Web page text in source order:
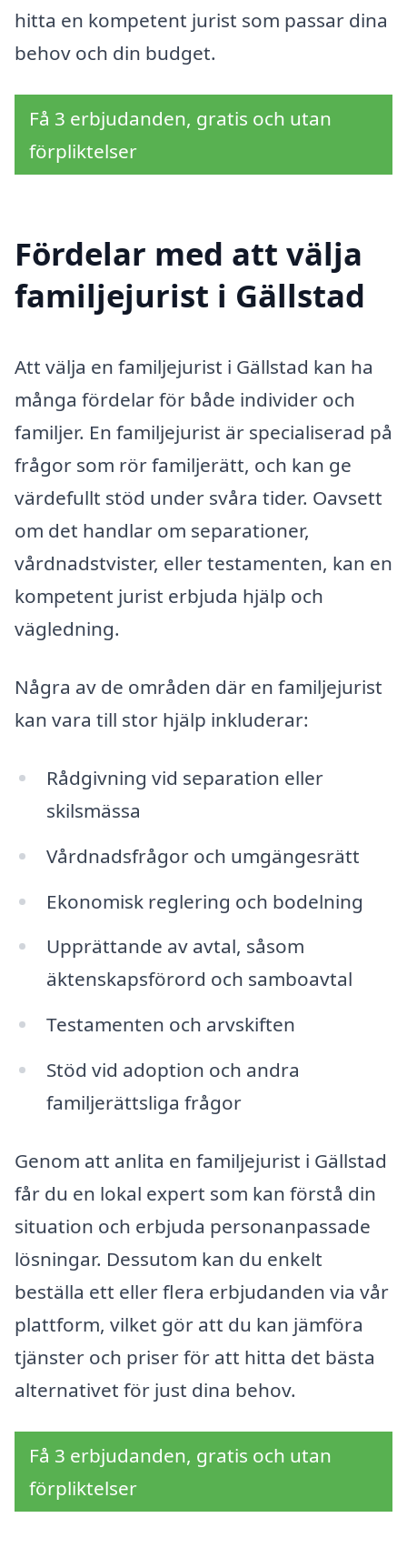
hitta en kompetent jurist som passar dina
behov och din budget.
Få 3 erbjudanden, gratis och utan
förpliktelser
Fördelar med att välja
familjejurist i Gällstad
Att välja en familjejurist i Gällstad kan ha
många fördelar för både individer och
familjer. En familjejurist är specialiserad på
frågor som rör familjerätt, och kan ge
värdefullt stöd under svåra tider. Oavsett
om det handlar om separationer,
vårdnadstvister, eller testamenten, kan en
kompetent jurist erbjuda hjälp och
vägledning.
Några av de områden där en familjejurist
kan vara till stor hjälp inkluderar:
Rådgivning vid separation eller
skilsmässa
Vårdnadsfrågor och umgängesrätt
Ekonomisk reglering och bodelning
Upprättande av avtal, såsom
äktenskapsförord och samboavtal
Testamenten och arvskiften
Stöd vid adoption och andra
familjerättsliga frågor
Genom att anlita en familjejurist i Gällstad
får du en lokal expert som kan förstå din
situation och erbjuda personanpassade
lösningar. Dessutom kan du enkelt
beställa ett eller flera erbjudanden via vår
plattform, vilket gör att du kan jämföra
tjänster och priser för att hitta det bästa
alternativet för just dina behov.
Få 3 erbjudanden, gratis och utan
förpliktelser